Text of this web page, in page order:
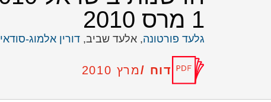
1 מרס 2010
גלעד פורטונה, אלעד שביב, דורין אלמוג-סודאי
דוח /מרץ 2010